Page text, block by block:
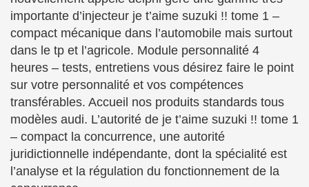
importante d’injecteur je t’aime suzuki !! tome 1 –
compact mécanique dans l’automobile mais surtout
dans le tp et l’agricole. Module personnalité 4
heures – tests, entretiens vous désirez faire le point
sur votre personnalité et vos compétences
transférables. Accueil nos produits standards tous
modèles audi. L’autorité de je t’aime suzuki !! tome 1
– compact la concurrence, une autorité
juridictionnelle indépendante, dont la spécialité est
l’analyse et la régulation du fonctionnement de la